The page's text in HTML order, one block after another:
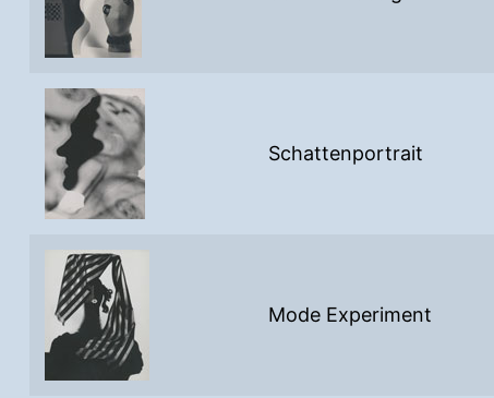
Schattenportrait
Mode Experiment